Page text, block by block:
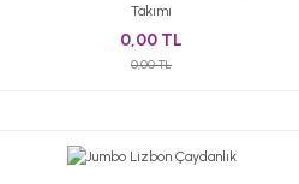
Takımı
0,00 TL
0,00 TL